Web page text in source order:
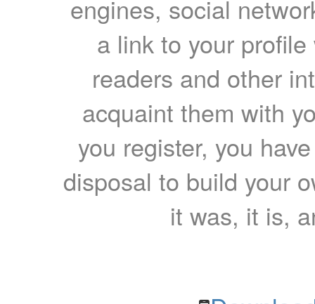
engines, social
a link to your
readers and other
acquaint them with
you register, you
disposal to build your
it was, it is,